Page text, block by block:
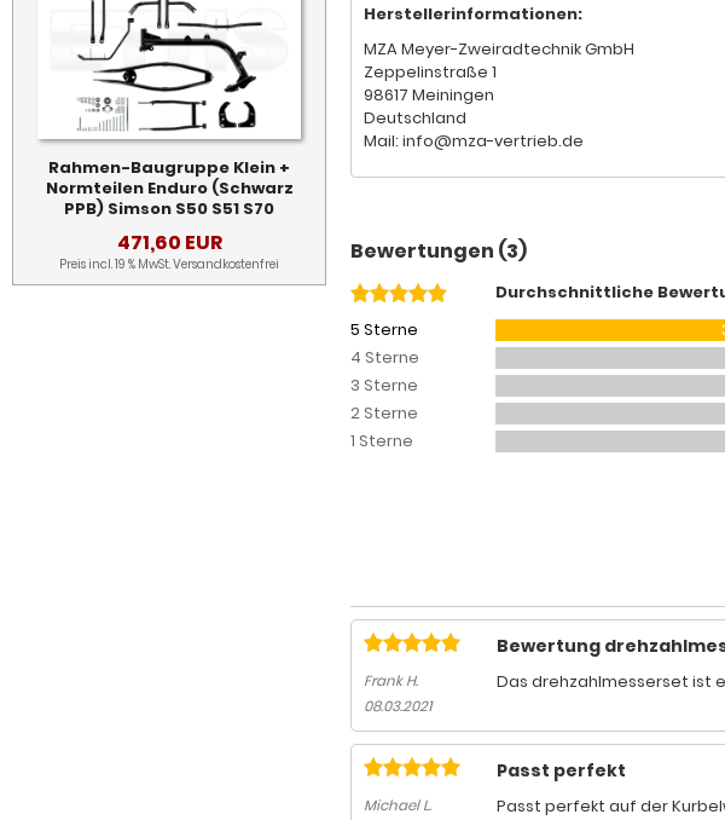
Herstellerinformationen:
MZA Meyer-Zweiradtechnik GmbH
Zeppelinstraße 1
98617 Meiningen
Deutschland
Mail: info@mza-vertrieb.de
Bewertungen (3)
Durchschnittliche
5 Sterne
4 Sterne
3 Sterne
2 Sterne
1 Sterne
Frank H.
08.03.2021
Bewertung
Das drehzahlmesserset ist
Michael L.
Passt perfekt
Passt perfekt auf der
Rahmen-Baugruppe Klein +
Normteilen Enduro (Schwarz
PPB) Simson S50 S51 S70
471,60 EUR
Preis incl. 19 % MwSt.Versandkostenfrei